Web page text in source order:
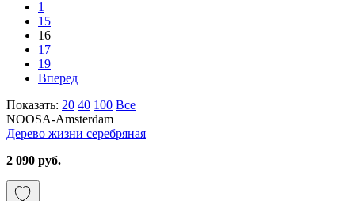
1
15
16
17
19
Вперед
Показать: 20 40 100 Все
NOOSA-Amsterdam
Дерево жизни серебряная
2 090 руб.